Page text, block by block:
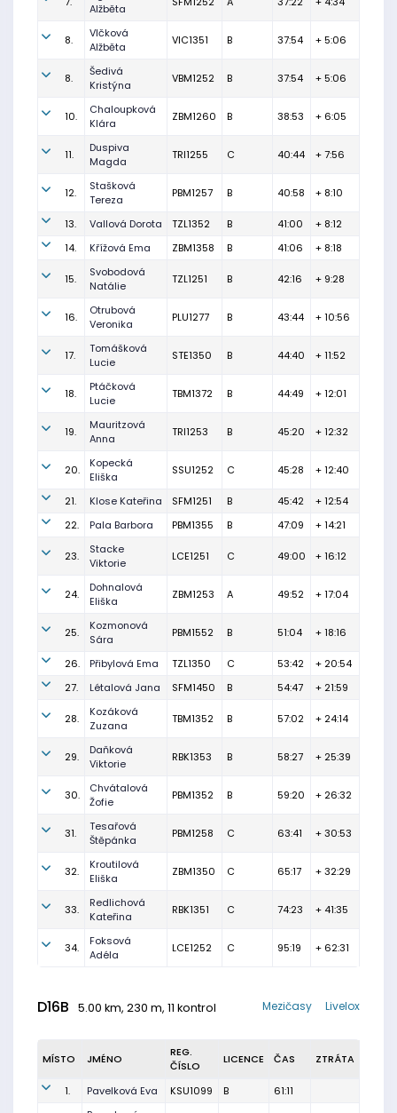
Alžběta
8.
Vlčková
Alžběta
VIC1351 B 37:54 + 5:06
8.
Šedivá
Kristýna
VBM1252 B 37:54 + 5:06
10.
Chaloupková
Klára
ZBM1260 B 38:53 + 6:05
11.
Duspiva
Magda
TRI1255 C 40:44 + 7:56
12.
Stašková
Tereza
PBM1257 B 40:58 + 8:10
13. Vallová Dorota TZL1352 B 41:00
+ 8:12
14.
Křížová Ema ZBM1358 B 41:06 + 8:18
15.
Svobodová
Natálie
TZL1251 B 42:16 + 9:28
16.
Otrubová
Veronika
PLU1277 B 43:44 + 10:56
17.
Tomášková
Lucie
STE1350 B 44:40 + 11:52
18.
Ptáčková
Lucie
TBM1372 B 44:49 + 12:01
19.
Mauritzová
Anna
TRI1253 B 45:20 + 12:32
20.
Kopecká
Eliška
SSU1252 C 45:28 + 12:40
21. Klose Kateřina SFM1251 B 45:42
+ 12:54
22.
Pala Barbora PBM1355 B 47:09 + 14:21
23.
Stacke
Viktorie
LCE1251 C 49:00 + 16:12
24.
Dohnalová
Eliška
ZBM1253 A 49:52 + 17:04
25.
Kozmonová
Sára
PBM1552 B 51:04 + 18:16
26. Přibylová Ema TZL1350 C 53:42
+ 20:54
27.
Létalová Jana SFM1450 B 54:47 + 21:59
28.
Kozáková
Zuzana
TBM1352 B 57:02 + 24:14
29.
Daňková
Viktorie
RBK1353 B 58:27 + 25:39
30.
Chvátalová
Žofie
PBM1352 B 59:20 + 26:32
31.
Tesařová
Štěpánka
PBM1258 C 63:41 + 30:53
32.
Kroutilová
Eliška
ZBM1350 C 65:17 + 32:29
33.
Redlichová
Kateřina
RBK1351 C 74:23 + 41:35
34.
Foksová
Adéla
LCE1252 C 95:19 + 62:31
D16B 5.00 km, 230 m, 11 kontrol Livelox
Mezičasy
MÍSTO JMÉNO
REG.
ČÍSLO
LICENCE ČAS ZTRÁTA
1. Pavelková Eva KSU1099 B
61:11